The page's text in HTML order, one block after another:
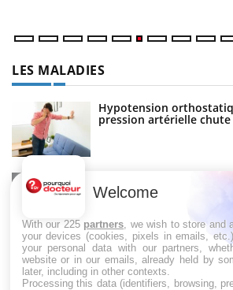
LES MALADIES
Hypotension
pression artérielle
Drépanocytose : une
globules rouges aux
Maladie de Charcot
amyotrophique)
Welcome
With our 225 partners , we wish to store and
your devices (cookies, pixels in emails,
your personal data with our partners,
website or in our emails, already held by
later, including in other contexts.
Processing this data (identifiers, browsing,